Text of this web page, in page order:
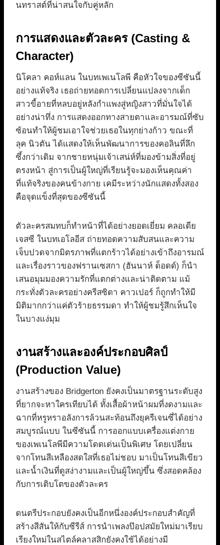
นทราสต์ที่น่าสนใจกับคู่หลัก
การแสดงและตัวละคร (Casting &
Character)
นิโคลา คอห์แลน ในบทเพเนโลพี คือหัวใจของซีซันนี้
อย่างแท้จริง เธอถ่ายทอดการเปลี่ยนแปลงจากเด็ก
สาวขี้อายที่หลบอยู่หลังกำแพงสู่หญิงสาวที่มั่นใจได้
อย่างน่าทึ่ง การแสดงออกทางสายตาและอารมณ์ที่ซับ
ซ้อนทำให้ผู้ชมเอาใจช่วยเธอในทุกย่างก้าว ขณะที่
ลุค นิวตัน ได้แสดงให้เห็นพัฒนาการของคอลินที่ลึก
ซึ้งกว่าเดิม จากชายหนุ่มเจ้าเสน่ห์ที่มองข้ามสิ่งที่อยู่
ตรงหน้า สู่การเป็นผู้ใหญ่ที่เรียนรู้จะมองเห็นคุณค่า
ที่แท้จริงของคนข้างกาย เคมีระหว่างนักแสดงทั้งสอง
คือจุดแข็งที่สุดของซีซันนี้
ตัวละครสมทบก็ทำหน้าที่ได้อย่างยอดเยี่ยม คลอเดีย
เจสซี ในบทเอโลอีส ถ่ายทอดความสับสนและความ
เจ็บปวดจากมิตรภาพที่แตกร้าวได้อย่างเข้าถึงอารมณ์
และเรื่องราวของฟรานเซสกา (ฮันนาห์ ด็อดด์) ก็นำ
เสนอมุมมองความรักที่แตกต่างและน่าติดตาม แม้
กระทั่งตัวละครอย่างครีสซิดา คาวเปอร์ ก็ถูกทำให้มี
มิติมากกว่าแค่ตัวร้ายธรรมดา ทำให้ผู้ชมรู้สึกเห็นใจ
ในบางแง่มุม
งานสร้างและองค์ประกอบศิลป์
(Production Value)
งานสร้างของ Bridgerton ยังคงเป็นมาตรฐานระดับสูง
ที่ยากจะหาใครเทียบได้ ทั้งเสื้อผ้าหน้าผมที่งดงามและ
ฉากที่หรูหราอลังการล้วนสะท้อนถึงยุครีเจนซี่ได้อย่าง
สมบูรณ์แบบ ในซีซันนี้ การออกแบบเครื่องแต่งกาย
ของเพเนโลพีมีความโดดเด่นเป็นพิเศษ โดยเปลี่ยน
จากโทนสีเหลืองสดใสที่เธอไม่ชอบ มาเป็นโทนสีเขียว
และน้ำเงินที่ดูสง่างามและเป็นผู้ใหญ่ขึ้น ซึ่งสอดคล้อง
กับการเติบโตของตัวละคร
ดนตรีประกอบยังคงเป็นอีกหนึ่งองค์ประกอบสำคัญที่
สร้างสีสันให้กับซีรีส์ การนำเพลงป๊อปสมัยใหม่มาเรียบ
เรียงใหม่ในสไตล์คลาสสิกยังคงใช้ได้อย่างมี